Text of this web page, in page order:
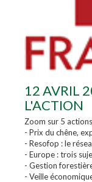
12 AVRIL
L'ACTION
Zoom sur 5
- Prix du chêne,
- Resofop : le
- Europe : trois
- Gestion
- Veille